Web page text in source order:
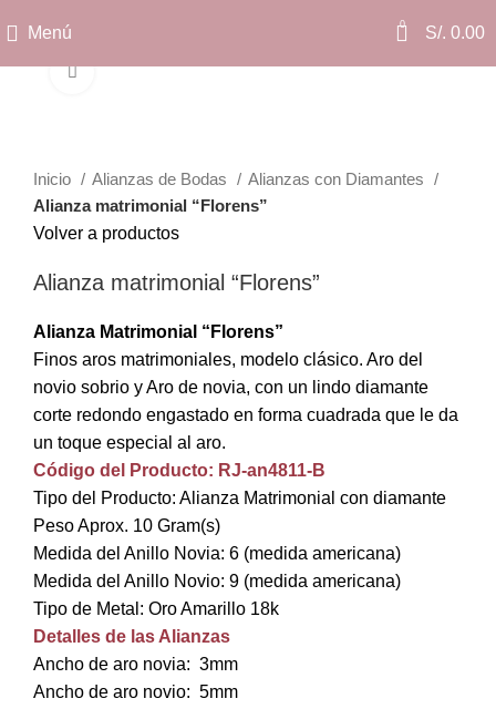
Menú 0 S/. 0.00
Clic para ampliar
Inicio Alianzas de Bodas
Alianzas con Diamantes
Alianza matrimonial “Florens”
Volver a productos
Alianza matrimonial “Florens”
Alianza Matrimonial “Florens”
Finos aros matrimoniales, modelo clásico. Aro del
novio sobrio y Aro de novia, con un lindo diamante
corte redondo engastado en forma cuadrada que le da
un toque especial al aro.
Código del Producto: RJ-an4811-B
Tipo del Producto: Alianza Matrimonial con diamante
Peso Aprox. 10 Gram(s)
Medida del Anillo Novia: 6 (medida americana)
Medida del Anillo Novio: 9 (medida americana)
Tipo de Metal: Oro Amarillo 18k
Detalles de las Alianzas
Ancho de aro novia: 3mm
Ancho de aro novio: 5mm